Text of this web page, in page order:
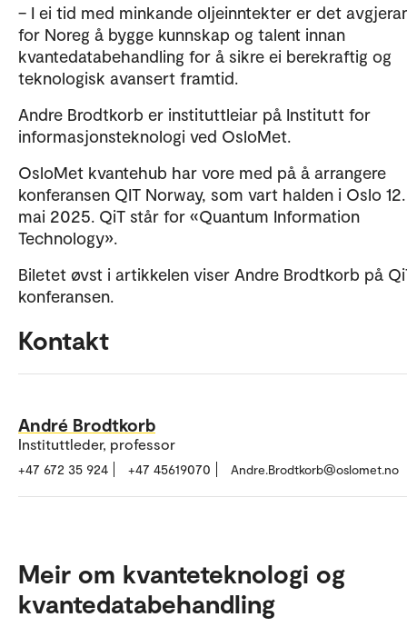
– I ei tid med minkande oljeinntekter er det
for Noreg å bygge kunnskap og talent innan
kvantedatabehandling for å sikre ei berekraftig og
teknologisk avansert framtid.
Andre Brodtkorb er instituttleiar på Institutt for
informasjonsteknologi ved OsloMet.
OsloMet kvantehub har vore med på å arrangere
konferansen QIT Norway, som vart halden i Oslo 12.
mai 2025. QiT står for «Quantum Information
Technology».
Biletet øvst i artikkelen viser Andre Brodtkorb på
konferansen.
Kontakt
André Brodtkorb
Instituttleder, professor
Meir om kvanteteknologi og
kvantedatabehandling